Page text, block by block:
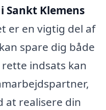
Klemens
er en vigtig del af
spare dig både
indsats kan
at realisere din